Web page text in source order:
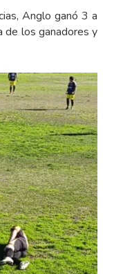
Anglo ganó 3 a
de los ganadores y